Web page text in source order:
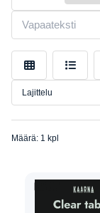
Merkki
Malli
Lajittelu
Määrä: 1 kpl